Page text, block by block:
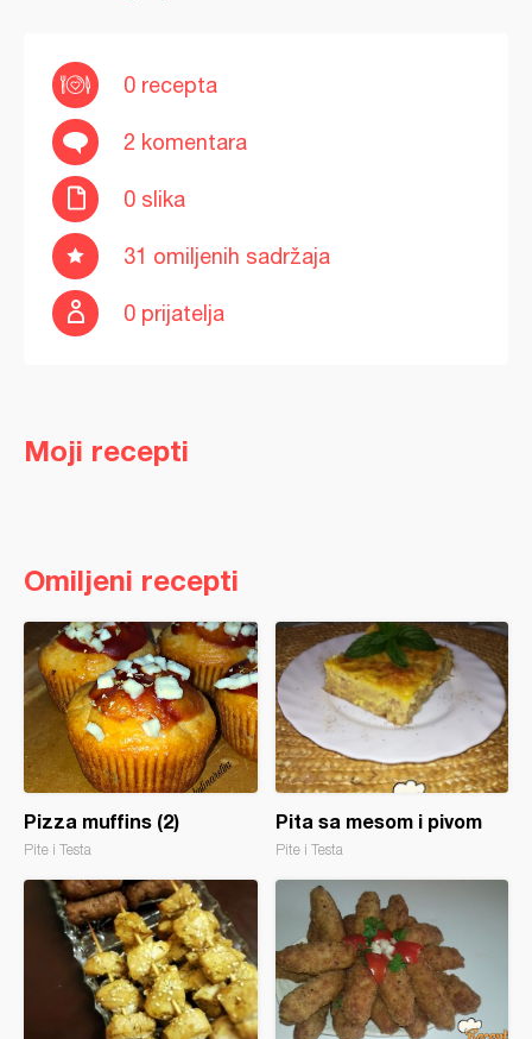
0 recepta
2 komentara
0 slika
31 omiljenih sadržaja
0 prijatelja
Moji recepti
Omiljeni recepti
Pizza muffins (2)
Pite i Testa
Pita sa mesom i pivom
Pite i Testa